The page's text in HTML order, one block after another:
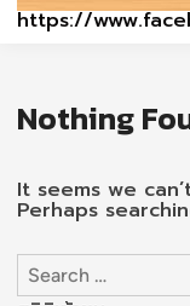
https://
Nothing
It seems we
Perhaps
Search
for: